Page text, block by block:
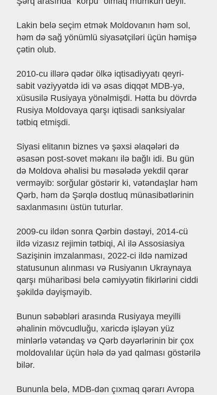
Lakin belə seçim etmək Moldovanın həm sol,
həm də sağ yönümlü siyasətçiləri üçün həmişə
çətin olub.
2010-cu illərə qədər ölkə iqtisadiyyatı qeyri-
sabit vəziyyətdə idi və əsas diqqət MDB-yə,
xüsusilə Rusiyaya yönəlmişdi. Hətta bu dövrdə
Rusiya Moldovaya qarşı iqtisadi sanksiyalar
tətbiq etmişdi.
Siyasi elitanın biznes və şəxsi əlaqələri də
əsasən post-sovet məkanı ilə bağlı idi. Bu gün
də Moldova əhalisi bu məsələdə yekdil qərar
verməyib: sorğular göstərir ki, vətəndaşlar həm
Qərb, həm də Şərqlə dostluq münasibətlərinin
saxlanmasını üstün tuturlar.
2009-cu ildən sonra Qərbin dəstəyi, 2014-cü
ildə vizasız rejimin tətbiqi, Aİ ilə Assosiasiya
Sazişinin imzalanması, 2022-ci ildə namizəd
statusunun alınması və Rusiyanın Ukraynaya
qarşı müharibəsi belə cəmiyyətin fikirlərini ciddi
şəkildə dəyişməyib.
Bunun səbəbləri arasında Rusiyaya meyilli
əhalinin mövcudluğu, xaricdə işləyən yüz
minlərlə vətəndaş və Qərb dəyərlərinin bir çox
moldovalılar üçün hələ də yad qalması göstərilə
bilər.
Bununla belə, MDB-dən çıxmaq qərarı Avropa